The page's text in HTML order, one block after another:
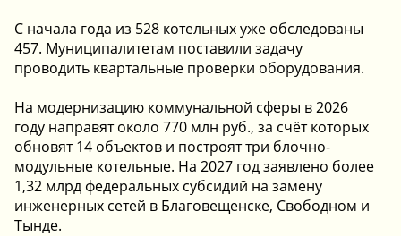
С начала года из 528 котельных уже обследованы
457. Муниципалитетам поставили задачу
проводить квартальные проверки оборудования.
️На модернизацию коммунальной сферы в 2026
году направят около 770 млн руб., за счёт которых
обновят 14 объектов и построят три блочно-
модульные котельные. На 2027 год заявлено более
1,32 млрд федеральных субсидий на замену
инженерных сетей в Благовещенске, Свободном и
Тынде.